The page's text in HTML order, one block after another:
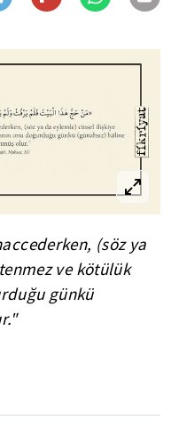
(söz ya
ve kötülük
günkü